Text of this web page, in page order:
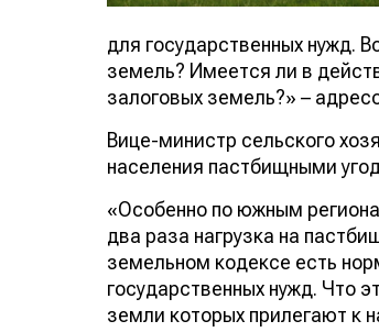
для государственных нужд.
земель? Имеется ли в
залоговых земель?» –
Вице-министр сельского
населения пастбищными
«Особенно по южным
два раза нагрузка на
земельном кодексе есть
государственных нужд. Что
земли которых прилегают к